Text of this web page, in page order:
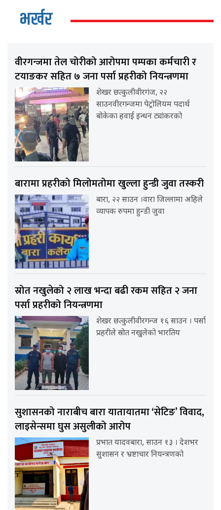
भर्खर
वीरगन्जमा तेल चोरीको आरोपमा पम्पका कर्मचारी र
टयाङकर सहित ७ जना पर्सा प्रहरीको नियन्त्रणमा
शेखर छत्कुलीवीरगंज, २२
साउनवीरगन्जमा पेट्रोलियम पदार्थ
बोकेका हवाई इन्धन ट्यांकरको
बारामा प्रहरीको मिलोमतोमा खुल्ला हुन्डी जुवा तस्करी
बारा, २२ साउन ।वारा जिल्लामा अहिले
व्यापक रुपमा हुन्डी जुवा
स्रोत नखुलेको २ लाख भन्दा बढी रकम सहित २ जना
पर्सा प्रहरीको नियन्त्रणमा
शेखर छत्कुलीवीरगन्ज १६ साउन । पर्सा
प्रहरीले स्रोत नखुलेको भारतिय
सुशासनको नाराबीच बारा यातायातमा ‘सेटिङ’ विवाद,
लाइसेन्समा घुस असुलीको आरोप
प्रभात यादवबारा, साउन १३ । देशभर
सुशासन र भ्रष्टाचार नियन्त्रणको